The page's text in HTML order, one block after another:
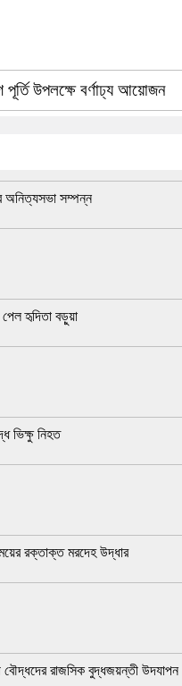
পূর্তি উপলক্ষে বর্ণাঢ্য আয়োজন
অনিত্যসভা সম্পন্ন
পেল হৃদিতা বড়ুয়া
ভিক্ষু নিহত
রক্তাক্ত মরদেহ উদ্ধার
বৌদ্ধদের রাজসিক বুদ্ধজয়ন্তী উদযাপন